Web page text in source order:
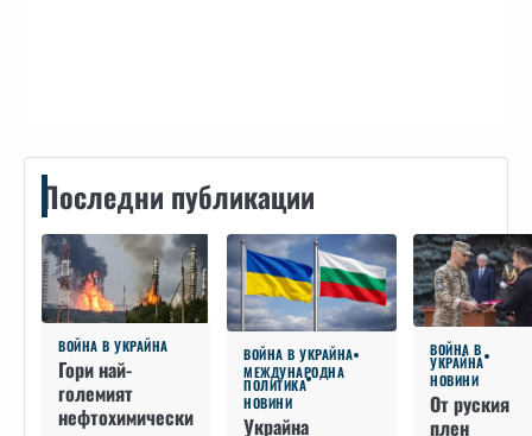
Последни публикации
ВОЙНА В УКРАЙНА
Гори най-
големият
нефтохимически
ВОЙНА В УКРАЙНА
МЕЖДУНАРОДНА
ПОЛИТИКА
НОВИНИ
Украйна
ВОЙНА В
УКРАЙНА
НОВИНИ
От руския
плен